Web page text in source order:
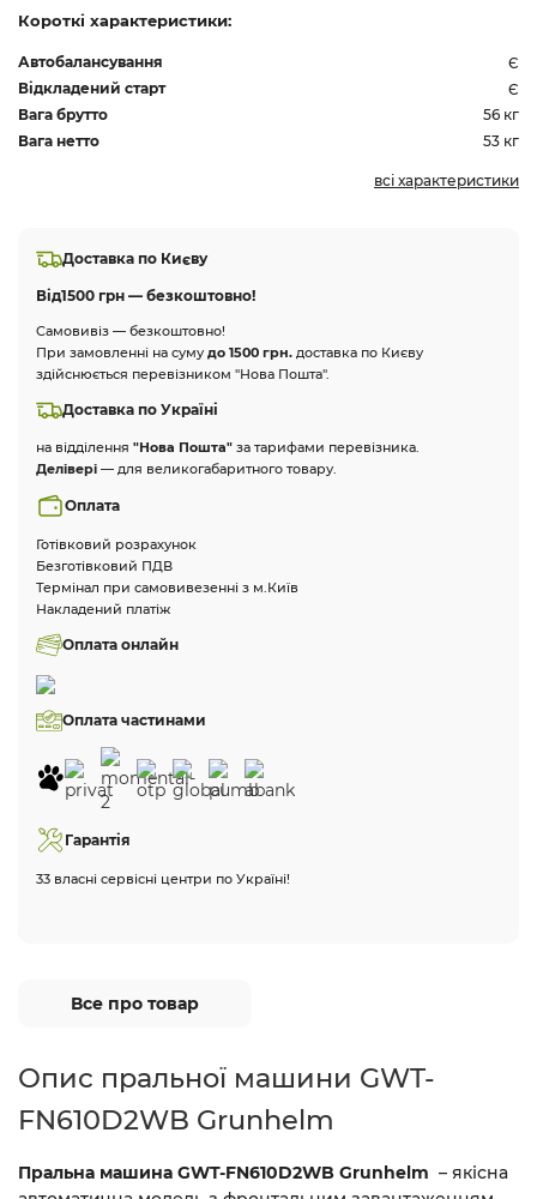
Короткі характеристики:
Автобалансування
Є
Відкладений старт
Є
Вага брутто
56 кг
Вага нетто
53 кг
всі характеристики
Доставка по Києву
Від1500 грн — безкоштовно!
Самовивіз — безкоштовно!
При замовленні на суму до 1500 грн. доставка по Києву
здійснюється перевізником "Нова Пошта".
Доставка по Україні
на відділення "Нова Пошта" за тарифами перевізника.
Делівері — для великогабаритного товару.
Оплата
Готівковий розрахунок
Безготівковий ПДВ
Термінал при самовивезенні з м.Київ
Накладений платіж
Оплата онлайн
Оплата частинами
Гарантія
33 власні сервісні центри по Україні!
Все про товар
Опис пральної машини GWT-
FN610D2WB Grunhelm
Пральна машина GWT-FN610D2WB Grunhelm – якісна